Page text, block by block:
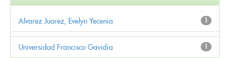
1
Alvarez Juarez, Evelyn Yecenia
1
Universidad Francisco Gavidia